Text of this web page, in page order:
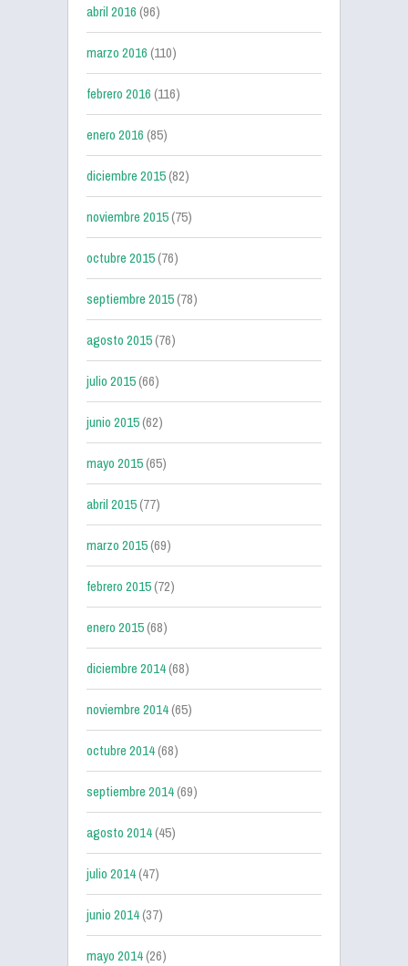
abril 2016(96)
marzo 2016(110)
febrero 2016(116)
enero 2016(85)
diciembre 2015(82)
noviembre 2015(75)
octubre 2015(76)
septiembre 2015(78)
agosto 2015(76)
julio 2015(66)
junio 2015(62)
mayo 2015(65)
abril 2015(77)
marzo 2015(69)
febrero 2015(72)
enero 2015(68)
diciembre 2014(68)
noviembre 2014(65)
octubre 2014(68)
septiembre 2014(69)
agosto 2014(45)
julio 2014(47)
junio 2014(37)
mayo 2014(26)